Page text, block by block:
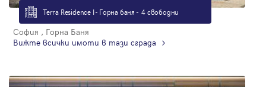
Terra Residence I - Горна баня - 4 свободни
София , Горна Баня
Вижте всички имоти в тази сграда